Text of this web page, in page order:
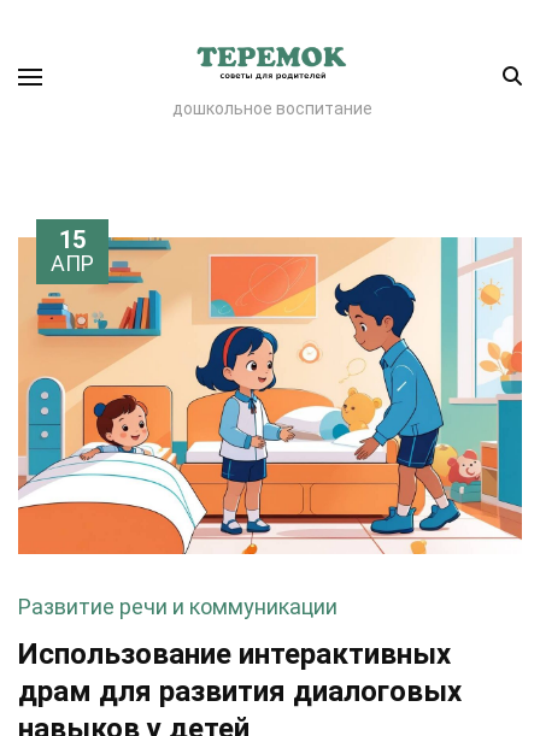
дошкольное воспитание
15
АПР
Развитие речи и коммуникации
Использование интерактивных
драм для развития диалоговых